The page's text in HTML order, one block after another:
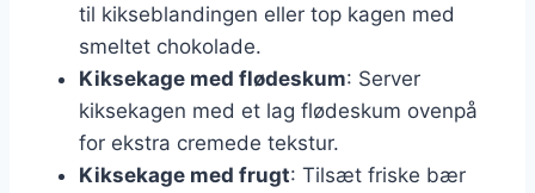
til kikseblandingen eller top kagen med
smeltet chokolade.
Kiksekage med flødeskum: Server
kiksekagen med et lag flødeskum ovenpå
for ekstra cremede tekstur.
Kiksekage med frugt: Tilsæt friske bær